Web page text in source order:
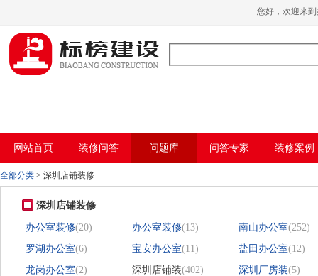
小黄片大全下载,小黄片应用下载,小黄片短
视频,下载小黄片免费
您好，欢迎
网站首页 装修问答 问题库 问答专家 装修案例
全部分类 > 深圳店铺装修
深圳店铺装修
办公室装修(20) 办公室装修(13) 南山办公室(252)
罗湖办公室(6) 宝安办公室(11) 盐田办公室(12)
龙岗办公室(2) 深圳店铺装(402) 深圳厂房装(5)